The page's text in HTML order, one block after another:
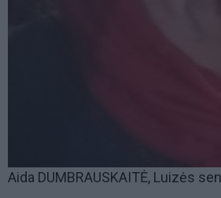
Aida DUMBRAUSKAITĖ, Luizės